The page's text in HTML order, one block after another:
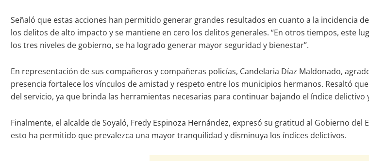
Señaló que estas acciones han permitido generar grandes resultados en cuanto a la incidencia
los delitos de alto impacto y se mantiene en cero los delitos generales. “En otros tiempos, este
los tres niveles de gobierno, se ha logrado generar mayor seguridad y bienestar”.
En representación de sus compañeros y compañeras policías, Candelaria Díaz Maldonado,
presencia fortalece los vínculos de amistad y respeto entre los municipios hermanos. Resaltó
del servicio, ya que brinda las herramientas necesarias para continuar bajando el índice
Finalmente, el alcalde de Soyaló, Fredy Espinoza Hernández, expresó su gratitud al Gobierno
esto ha permitido que prevalezca una mayor tranquilidad y disminuya los índices delictivos.